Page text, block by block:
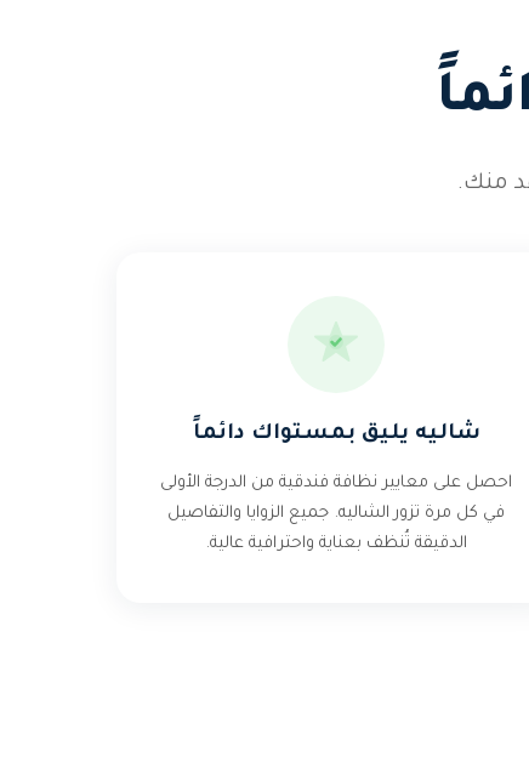
منك.
شاليه يليق بمستواك دائماً
احصل على معايير نظافة فندقية من الدرجة الأولى
في كل مرة تزور الشاليه. جميع الزوايا والتفاصيل
الدقيقة تُنظف بعناية واحترافية عالية.